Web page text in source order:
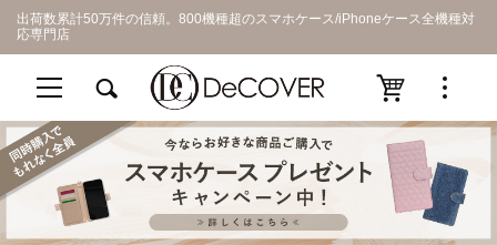
出荷数累計50万件の信頼。800機種超のスマホケース/iPhoneケース全機種対
応専門店